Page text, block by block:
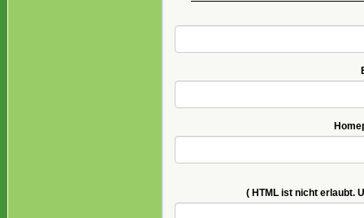
( HTML ist nicht erlaubt.